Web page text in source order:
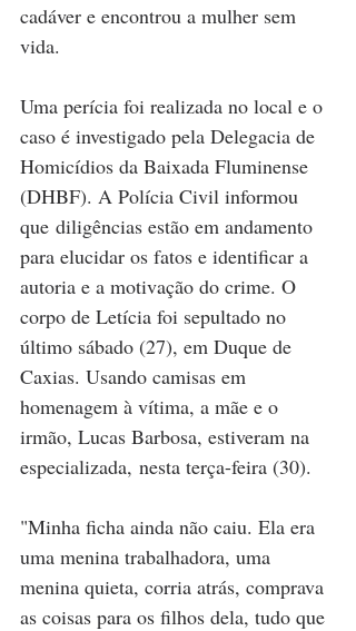
cadáver e encontrou a mulher sem
vida.
Uma perícia foi realizada no local e o
caso é investigado pela Delegacia de
Homicídios da Baixada Fluminense
(DHBF). A Polícia Civil informou
que diligências estão em andamento
para elucidar os fatos e identificar a
autoria e a motivação do crime. O
corpo de Letícia foi sepultado no
último sábado (27), em Duque de
Caxias. Usando camisas em
homenagem à vítima, a mãe e o
irmão, Lucas Barbosa, estiveram na
especializada, nesta terça-feira (30).
"Minha ficha ainda não caiu. Ela era
uma menina trabalhadora, uma
menina quieta, corria atrás, comprava
as coisas para os filhos dela, tudo que